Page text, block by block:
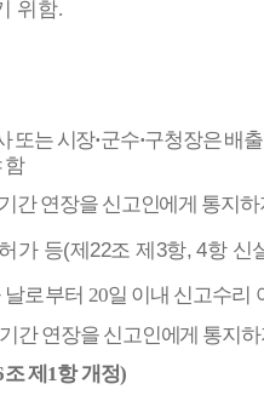
위함.
또는 시장·군수·구청장은 배
함
간 연장을 신고인에게 통지
가 등(제22조 제3항, 4항 신
날로부터 20일 이내 신고수리
간 연장을 신고인에게 통지
조 제 1항 개정)